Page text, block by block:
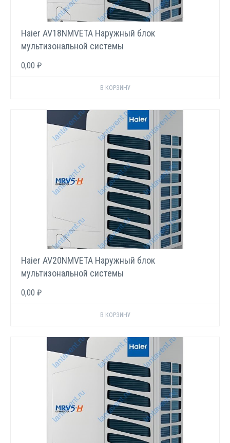
Haier AV18NMVETA Наружный блок
мультизональной системы
0,00 ₽
Haier AV20NMVETA Наружный блок
мультизональной системы
0,00 ₽